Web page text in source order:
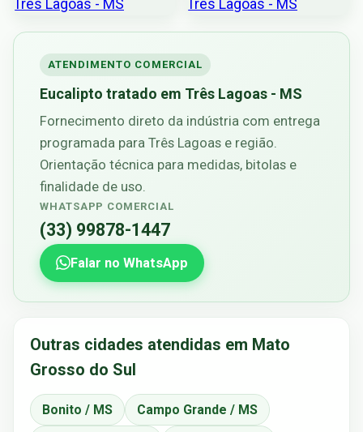
ATENDIMENTO COMERCIAL
Eucalipto tratado em Três Lagoas - MS
Fornecimento direto da indústria com entrega
programada para Três Lagoas e região.
Orientação técnica para medidas, bitolas e
finalidade de uso.
WHATSAPP COMERCIAL
(33) 99878-1447
Falar no WhatsApp
Outras cidades atendidas em Mato
Grosso do Sul
Bonito / MS Campo Grande / MS